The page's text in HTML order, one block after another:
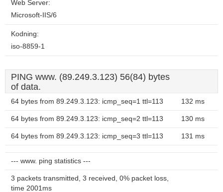
Web Server:
Microsoft-IIS/6
Kodning:
iso-8859-1
PING www. (89.249.3.123) 56(84) bytes
of data.
64 bytes from 89.249.3.123: icmp_seq=1 ttl=113 132 ms
64 bytes from 89.249.3.123: icmp_seq=2 ttl=113 130 ms
64 bytes from 89.249.3.123: icmp_seq=3 ttl=113 131 ms
--- www. ping statistics ---
3 packets transmitted, 3 received, 0% packet loss,
time 2001ms